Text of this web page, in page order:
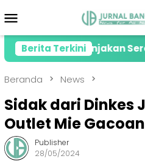
ke
Mobile
Berita Terkini
Lonjakan Serapan
Beranda News
Sidak dari Dinkes
Outlet Mie Gacoan
Publisher
28/05/2024